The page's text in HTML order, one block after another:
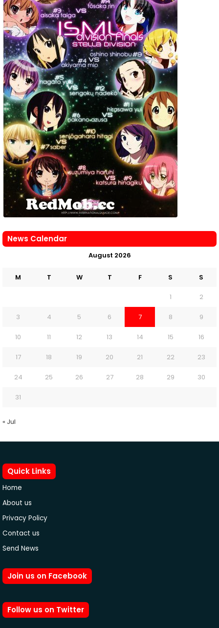
News Calendar
August 2026
M T W T F S S
1 2
3 4 5 6 7 8 9
10 11 12 13 14 15 16
17 18 19 20 21 22 23
24 25 26 27 28 29 30
31
« Jul
Quick Links
Home
About us
Privacy Policy
Contact us
Send News
Join us on Facebook
Follow us on Twitter